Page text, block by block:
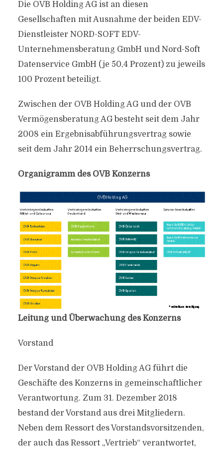
Die OVB Holding AG ist an diesen
Gesellschaften mit Ausnahme der beiden EDV-
Dienstleister NORD-SOFT EDV-
Unternehmensberatung GmbH und Nord-Soft
Datenservice GmbH (je 50,4 Prozent) zu jeweils
100 Prozent beteiligt.
Zwischen der OVB Holding AG und der OVB
Vermögensberatung AG besteht seit dem Jahr
2008 ein Ergebnisabführungsvertrag sowie
seit dem Jahr 2014 ein Beherrschungsvertrag.
Organigramm des OVB Konzerns
Leitung und Überwachung des Konzerns
Vorstand
Der Vorstand der OVB Holding AG führt die
Geschäfte des Konzerns in gemeinschaftlicher
Verantwortung. Zum 31. Dezember 2018
bestand der Vorstand aus drei Mitgliedern.
Neben dem Ressort des Vorstandsvorsitzenden,
der auch das Ressort „Vertrieb“ verantwortet,